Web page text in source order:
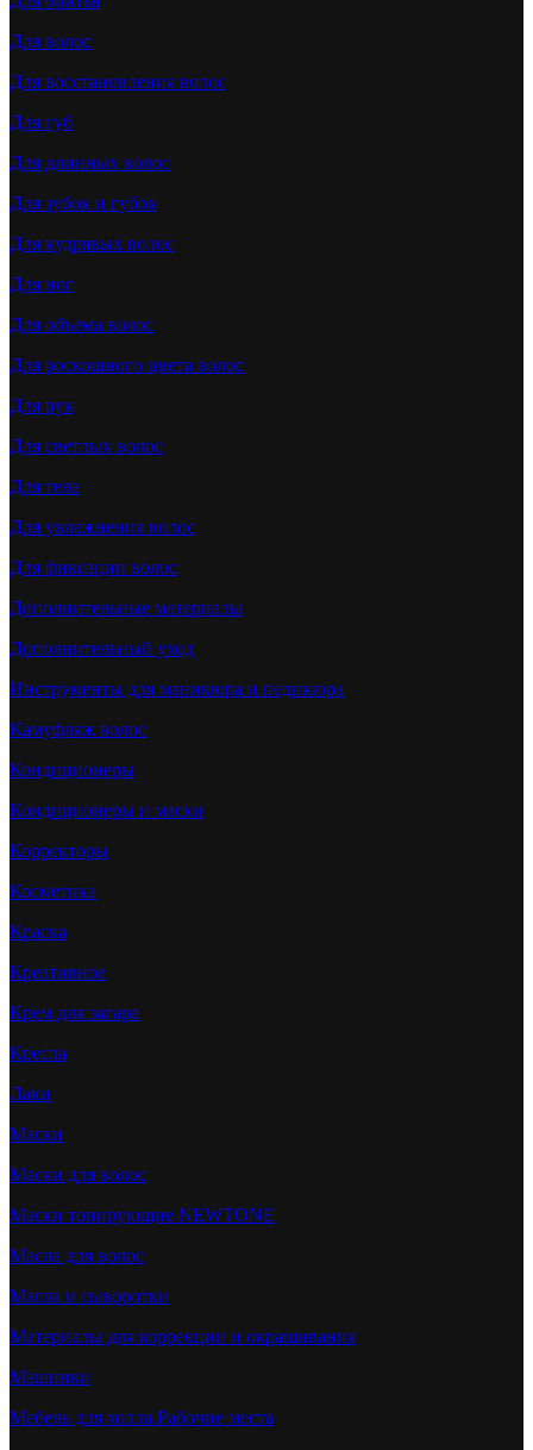
Для волос
Для восстановления волос
Для губ
Для длинных волос
Для зубок и губок
Для кудрявых волос
Для ног
Для объема волос
Для роскошного цвета волос
Для рук
Для светлых волос
Для тела
Для увлажнения волос
Для фиксации волос
Дополнительные материалы
Дополнительный уход
Инструменты для маникюра и педикюра
Камуфляж волос
Кондиционеры
Кондиционеры и маски
Корректоры
Косметика
Краска
Креативное
Крем для загара
Кресла
Лаки
Маски
Маски для волос
Маски тонирующие NEWTONE
Масла для волос
Масла и сыворотки
Материалы для коррекции и окрашивания
Машинки
Мебель для холла.Рабочие места